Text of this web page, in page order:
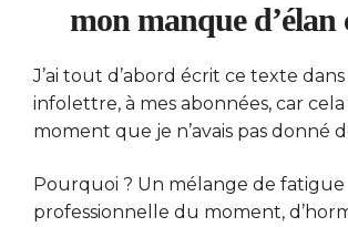
mon manque d’élan
J’ai tout d’abord écrit ce texte
infolettre, à mes abonnées, car
moment que je n’avais pas donné
Pourquoi ? Un mélange de fatigue
professionnelle du moment,